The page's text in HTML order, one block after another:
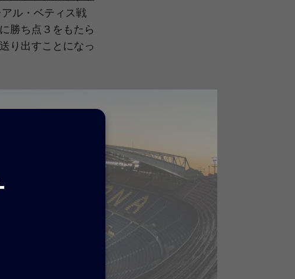
ル・ベティス戦
勝ち点３をもたら
り出すことになっ